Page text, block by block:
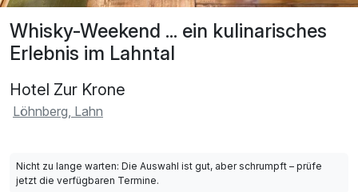
Whisky-Weekend ... ein kulinarisches
Erlebnis im Lahntal
Hotel Zur Krone
Löhnberg, Lahn
Nicht zu lange warten: Die Auswahl ist gut, aber schrumpft – prüfe
jetzt die verfügbaren Termine.